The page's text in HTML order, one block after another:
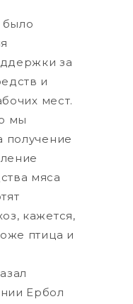
за
и
мест.
мы
получение
мяса
кажется,
птица и
Ербол